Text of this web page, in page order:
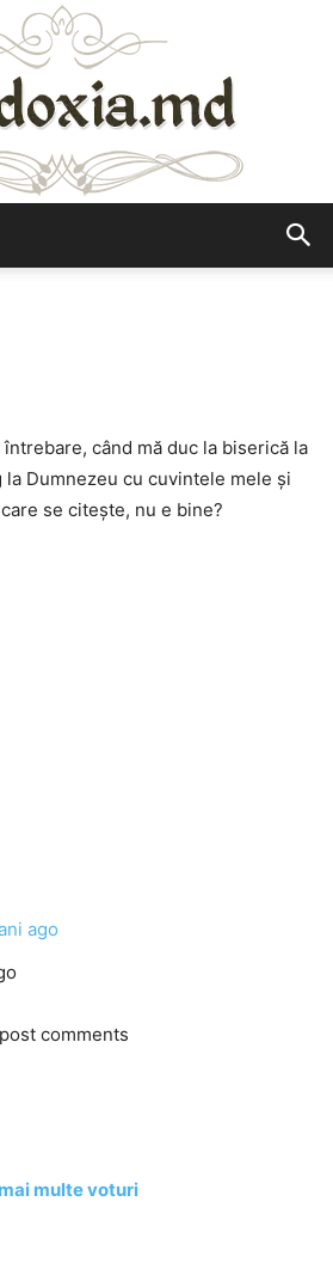
când mă duc la biserică la
la Dumnezeu cu cuvintele mele şi
se citeşte, nu e bine?
ago
comments
multe voturi